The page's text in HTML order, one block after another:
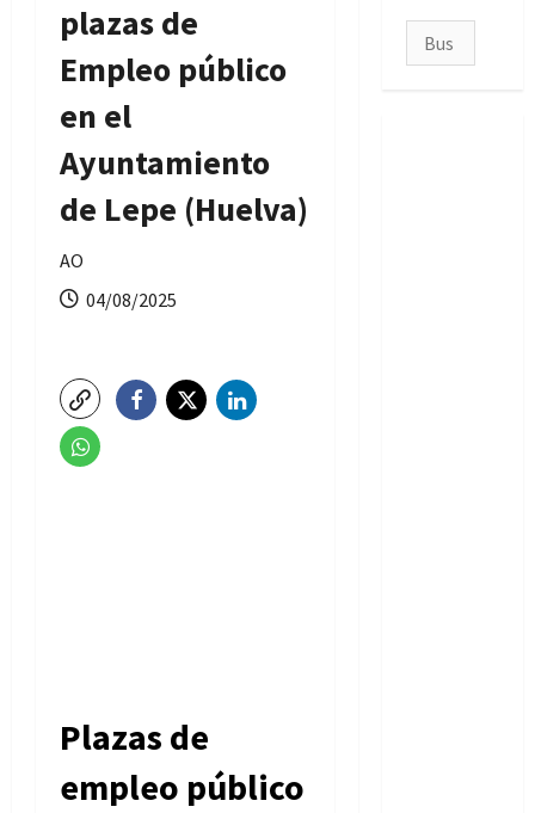
plazas de
Empleo público
en el
Ayuntamiento
de Lepe (Huelva)
AO
04/08/2025
Plazas de
empleo público
Buscar: